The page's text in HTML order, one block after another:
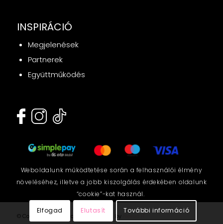
INSPIRÁCIÓ
Megjelenések
Partnerek
Együttműködés
© Copyright - LipsClothes - Powered by
Weboldalunk működtetése során a felhasználói élmény
növeléséhez, illetve a jobb kiszolgálás érdekében oldalunk
“cookie”-kat használ.
Elfogad
Elutasít További információ